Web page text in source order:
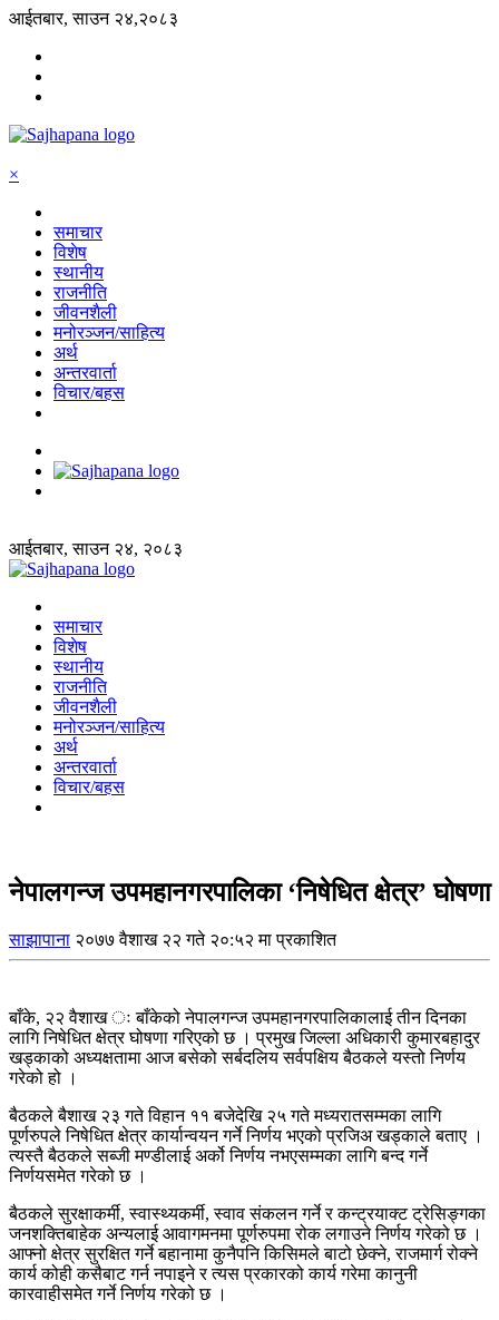
आईतबार, साउन २४,२०८३
×
समाचार
विशेष
स्थानीय
राजनीति
जीवनशैली
मनोरञ्जन/साहित्य
अर्थ
अन्तरवार्ता
विचार/बहस
आईतबार, साउन २४, २०८३
समाचार
विशेष
स्थानीय
राजनीति
जीवनशैली
मनोरञ्जन/साहित्य
अर्थ
अन्तरवार्ता
विचार/बहस
नेपालगन्ज उपमहानगरपालिका ‘निषेधित क्षेत्र’ घोषणा
साझापाना २०७७ वैशाख २२ गते २०:५२ मा प्रकाशित
बाँके, २२ वैशाख ः बाँकेको नेपालगन्ज उपमहानगरपालिकालाई तीन दिनका
लागि निषेधित क्षेत्र घोषणा गरिएको छ । प्रमुख जिल्ला अधिकारी कुमारबहादुर
खड्काको अध्यक्षतामा आज बसेको सर्बदलिय सर्वपक्षिय बैठकले यस्तो निर्णय
गरेको हो ।
बैठकले बैशाख २३ गते विहान ११ बजेदेखि २५ गते मध्यरातसम्मका लागि
पूर्णरुपले निषेधित क्षेत्र कार्यान्वयन गर्ने निर्णय भएको प्रजिअ खड्काले बताए ।
त्यस्तै बैठकले सब्जी मण्डीलाई अर्को निर्णय नभएसम्मका लागि बन्द गर्ने
निर्णयसमेत गरेको छ ।
बैठकले सुरक्षाकर्मी, स्वास्थ्यकर्मी, स्वाव संकलन गर्ने र कन्ट्रयाक्ट ट्रेसिङ्गका
जनशक्तिबाहेक अन्यलाई आवागमनमा पूर्णरुपमा रोक लगाउने निर्णय गरेको छ ।
आफ्नो क्षेत्र सुरक्षित गर्ने बहानामा कुनैपनि किसिमले बाटो छेक्ने, राजमार्ग रोक्ने
कार्य कोही कसैबाट गर्न नपाइने र त्यस प्रकारको कार्य गरेमा कानुनी
कारवाहीसमेत गर्ने निर्णय गरेको छ ।